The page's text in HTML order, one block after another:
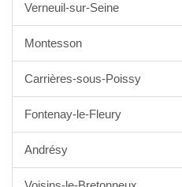
Verneuil-sur-Seine
Montesson
Carrières-sous-Poissy
Fontenay-le-Fleury
Andrésy